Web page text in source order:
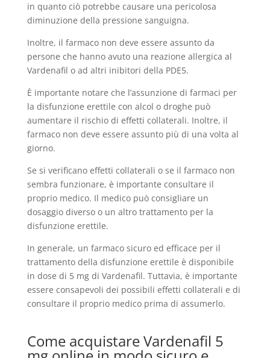
in quanto ciò potrebbe causare una pericolosa
diminuzione della pressione sanguigna.
Inoltre, il farmaco non deve essere assunto da
persone che hanno avuto una reazione allergica al
Vardenafil o ad altri inibitori della PDE5.
È importante notare che l’assunzione di farmaci per
la disfunzione erettile con alcol o droghe può
aumentare il rischio di effetti collaterali. Inoltre, il
farmaco non deve essere assunto più di una volta al
giorno.
Se si verificano effetti collaterali o se il farmaco non
sembra funzionare, è importante consultare il
proprio medico. Il medico può consigliare un
dosaggio diverso o un altro trattamento per la
disfunzione erettile.
In generale, un farmaco sicuro ed efficace per il
trattamento della disfunzione erettile è disponibile
in dose di 5 mg di Vardenafil. Tuttavia, è importante
essere consapevoli dei possibili effetti collaterali e di
consultare il proprio medico prima di assumerlo.
Come acquistare Vardenafil 5